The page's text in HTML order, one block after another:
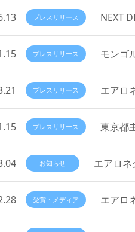
プレスリリース NEXT
プレスリリース モンゴ
プレスリリース エアロ
プレスリリース 東京都
お知らせ エアロ
受賞・メディア エアロ